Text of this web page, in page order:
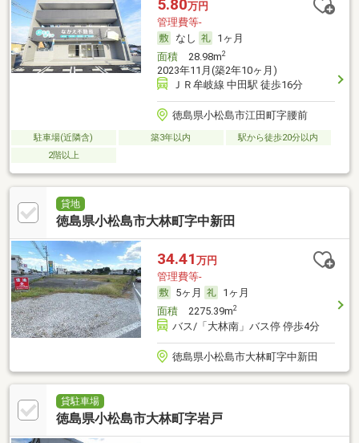
5.80万円
管理費等-
なし
1ヶ月
面積28.98m2
2023年11月(築2年10ヶ月)
ＪＲ牟岐線 中田駅 徒歩16分
徳島県小松島市江田町字腰前
駐車場(近隣含) 築3年以内
駅から徒歩20分以内
2階以上
貸地
徳島県小松島市大林町字中新田
34.41 万円
管理費等-
5ヶ月
1ヶ月
面積2275.39m2
バス/「大林南」バス停 停歩4分
徳島県小松島市大林町字中新田
貸駐車場
徳島県小松島市大林町字岩戸